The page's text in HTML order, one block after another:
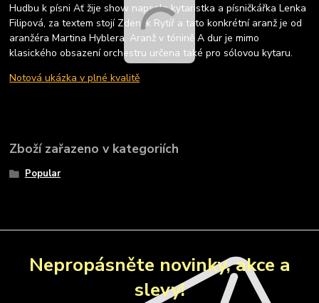
Hudbu k písni Ať žije show napsala kytaristka a písničkářka Lenka
Filipová, za textem stojí Zdeněk Rytíř a tato konkrétní aranž je od
aranžéra Martina Hyblera. Aranž v tónině A dur je mimo
klasického obsazení orchestru určena také pro sólovou kytaru.
Notová ukázka v plné kvalitě
Zboží zařazeno v kategoriích
Popular
Nepropásněte novinky, akce a
slevy!